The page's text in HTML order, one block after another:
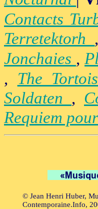
Contacts
Terretektorh
Jonchaies ,
, The
Soldaten ,
Requiem
© Jean Henri Huber,
Contemporaine.Info,